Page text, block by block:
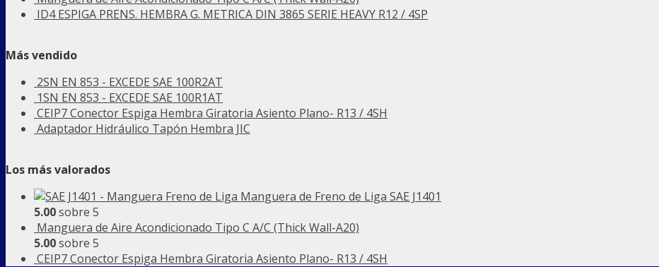
ID4 ESPIGA PRENS. HEMBRA G. METRICA DIN 3865 SERIE HEAVY R12 / 4SP
Más vendido
2SN EN 853 - EXCEDE SAE 100R2AT
1SN EN 853 - EXCEDE SAE 100R1AT
CEIP7 Conector Espiga Hembra Giratoria Asiento Plano- R13 / 4SH
Adaptador Hidráulico Tapón Hembra JIC
Los más valorados
Manguera de Freno de Liga SAE J1401
5.00sobre 5
Manguera de Aire Acondicionado Tipo C A/C (Thick Wall-A20)
5.00sobre 5
CEIP7 Conector Espiga Hembra Giratoria Asiento Plano- R13 / 4SH